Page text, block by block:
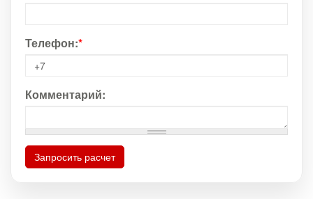
Телефон:*
Комментарий:
Запросить расчет